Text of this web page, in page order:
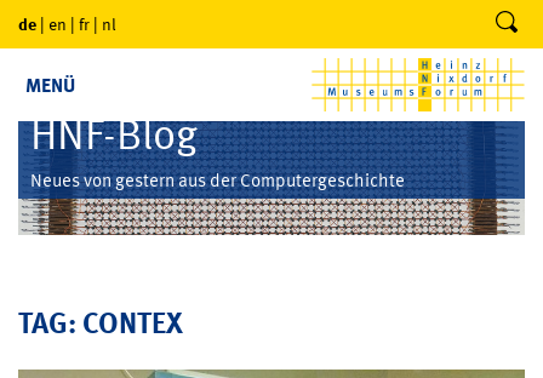
de | en | fr | nl
MENÜ
HNF-Blog
Neues von gestern aus der Computergeschichte
TAG: CONTEX